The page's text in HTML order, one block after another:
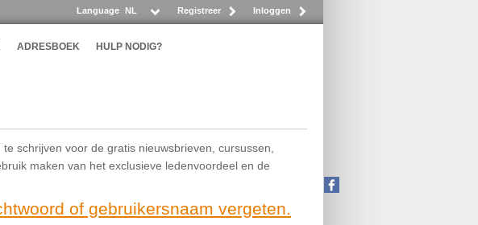
Registreer Inloggen
Language NL
ADRESBOEK HULP NODIG?
schrijven voor de gratis nieuwsbrieven, cursussen,
maken van het exclusieve ledenvoordeel en de
of gebruikersnaam vergeten.